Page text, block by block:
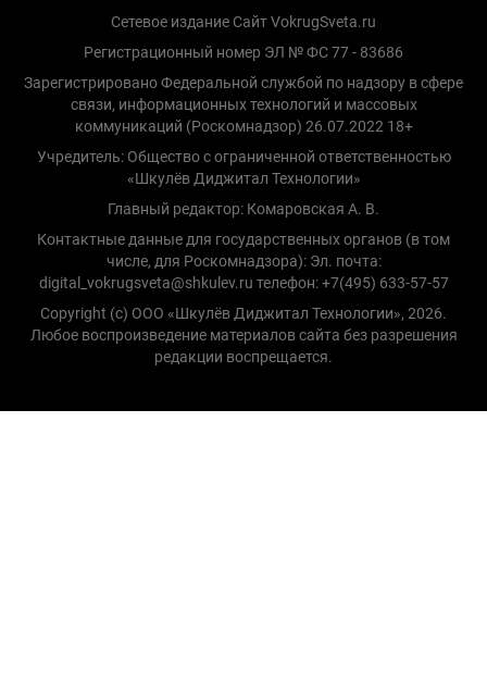
Сетевое издание Сайт VokrugSveta.ru
Регистрационный номер ЭЛ № ФС 77 - 83686
Зарегистрировано Федеральной службой по надзору в сфере
связи, информационных технологий и массовых
коммуникаций (Роскомнадзор) 26.07.2022 18+
Учредитель: Общество с ограниченной ответственностью
«Шкулёв Диджитал Технологии»
Главный редактор: Комаровская А. В.
Контактные данные для государственных органов (в том
числе, для Роскомнадзора): Эл. почта:
digital_vokrugsveta@shkulev.ru телефон: +7(495) 633-57-57
Copyright (с) ООО «Шкулёв Диджитал Технологии», 2026.
Любое воспроизведение материалов сайта без разрешения
редакции воспрещается.